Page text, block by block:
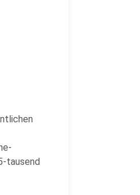
tausend